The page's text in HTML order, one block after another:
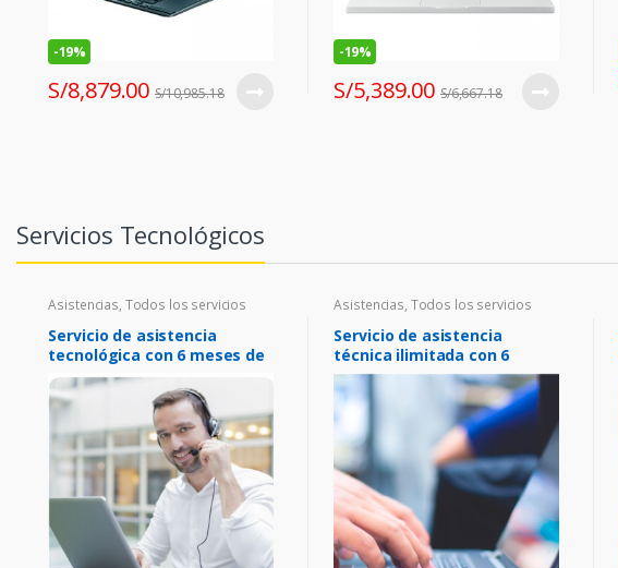
-19%
S/8,879.00 S/10,985.18
-19%
S/5,389.00 S/6,667.18
Servicios Tecnológicos
Asistencias, Todos los servicios
Servicio de asistencia
tecnológica con 6 meses de
cobertura
Asistencias, Todos los servicios
Servicio de asistencia
técnica ilimitada con 6
meses de cobertura